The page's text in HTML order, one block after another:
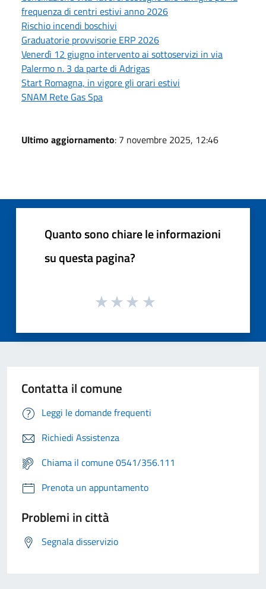
frequenza di centri estivi anno 2026
Rischio incendi boschivi
Graduatorie provvisorie ERP 2026
Venerdì 12 giugno intervento ai sottoservizi in via
Palermo n. 3 da parte di Adrigas
Start Romagna, in vigore gli orari estivi
SNAM Rete Gas Spa
Ultimo aggiornamento: 7 novembre 2025, 12:46
Quanto sono chiare le informazioni
su questa pagina?
Contatta il comune
Leggi le domande frequenti
Richiedi Assistenza
Chiama il comune 0541/356.111
Prenota un appuntamento
Problemi in città
Segnala disservizio